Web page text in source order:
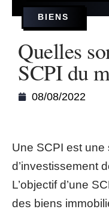
BIENS
Quelles
SCPI du
08/08/2022
Une SCPI est une
d’investissement
L’objectif d’une
des biens